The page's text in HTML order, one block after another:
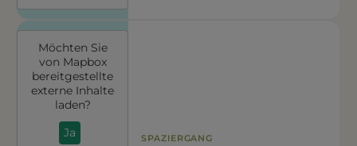
Möchten Sie
von Mapbox
bereitgestellte
externe Inhalte
laden?
Ja
SPAZIERGANG